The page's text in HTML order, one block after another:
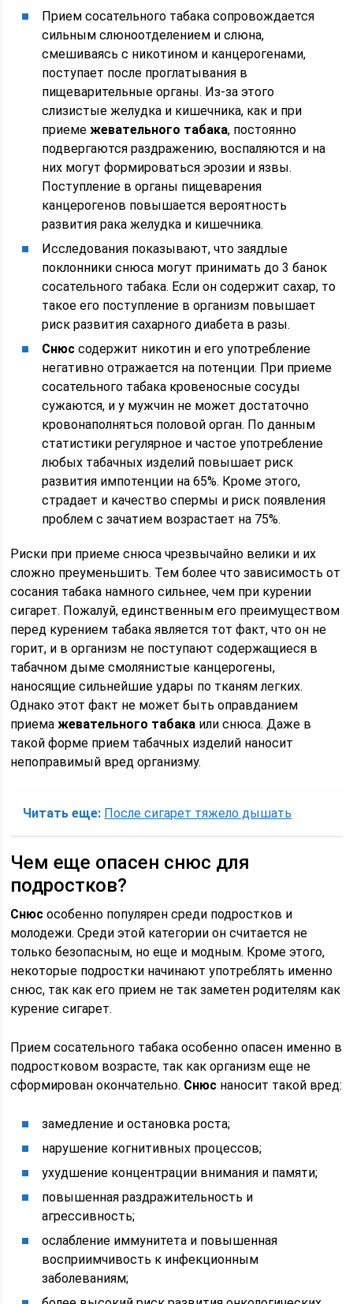
Прием сосательного табака сопровождается
сильным слюноотделением и слюна,
смешиваясь с никотином и канцерогенами,
поступает после проглатывания в
пищеварительные органы. Из-за этого
слизистые желудка и кишечника, как и при
приемежевательного табака, постоянно
подвергаются раздражению, воспаляются и на
них могут формироваться эрозии и язвы.
Поступление в органы пищеварения
канцерогенов повышается вероятность
развития рака желудка и кишечника.
Исследования показывают, что заядлые
поклонники снюса могут принимать до 3 банок
сосательного табака. Если он содержит сахар, то
такое его поступление в организм повышает
риск развития сахарного диабета в разы.
Снюс содержит никотин и его употребление
негативно отражается на потенции. При приеме
сосательного табака кровеносные сосуды
сужаются, и у мужчин не может достаточно
кровонаполняться половой орган. По данным
статистики регулярное и частое употребление
любых табачных изделий повышает риск
развития импотенции на 65%. Кроме этого,
страдает и качество спермы и риск появления
проблем с зачатием возрастает на 75%.
Риски при приеме снюса чрезвычайно велики и их
сложно преуменьшить. Тем более что зависимость от
сосания табака намного сильнее, чем при курении
сигарет. Пожалуй, единственным его преимуществом
перед курением табака является тот факт, что он не
горит, и в организм не поступают содержащиеся в
табачном дыме смолянистые канцерогены,
наносящие сильнейшие удары по тканям легких.
Однако этот факт не может быть оправданием
приемажевательного табака или снюса. Даже в
такой форме прием табачных изделий наносит
непоправимый вред организму.
Читать еще: После сигарет тяжело дышать
Чем еще опасен снюс для
подростков?
Снюс особенно популярен среди подростков и
молодежи. Среди этой категории он считается не
только безопасным, но еще и модным. Кроме этого,
некоторые подростки начинают употреблять именно
снюс, так как его прием не так заметен родителям как
курение сигарет.
Прием сосательного табака особенно опасен именно в
подростковом возрасте, так как организм еще не
сформирован окончательно. Снюс наносит такой вред:
замедление и остановка роста;
нарушение когнитивных процессов;
ухудшение концентрации внимания и памяти;
повышенная раздражительность и
агрессивность;
ослабление иммунитета и повышенная
восприимчивость к инфекционным
заболеваниям;